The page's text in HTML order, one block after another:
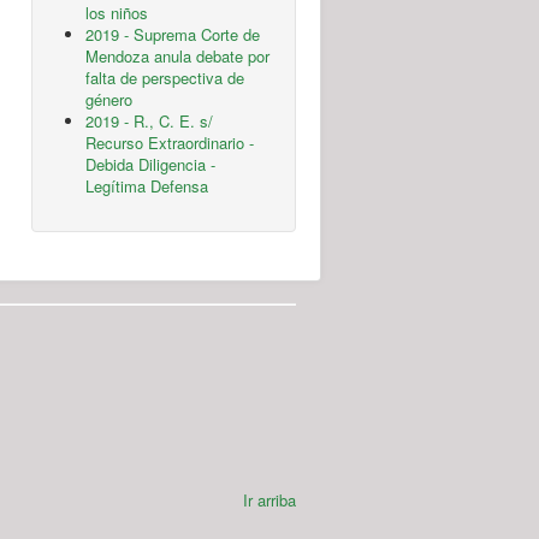
los niños
2019 - Suprema Corte de
Mendoza anula debate por
falta de perspectiva de
género
2019 - R., C. E. s/
Recurso Extraordinario -
Debida Diligencia -
Legítima Defensa
Ir arriba